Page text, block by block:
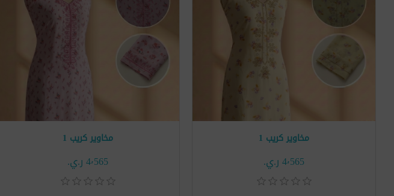
مخاوير كريب 1
4٬565 ر.ي.‏
مخاوير كريب 1
4٬565 ر.ي.‏